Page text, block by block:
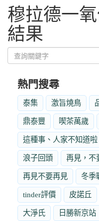
穆拉德一
結果
熱門搜尋
泰集 激旨燒鳥
鼎泰豐 喫茶萬歲
這種事、人家不知道啦
浪子回頭 再見，不
再見不要再見 冬季
tinder評價 皮諾丘
大淨氏 日勝新京站